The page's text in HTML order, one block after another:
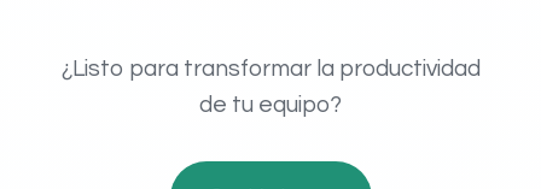
¿Listo para transformar la productividad
de tu equipo?